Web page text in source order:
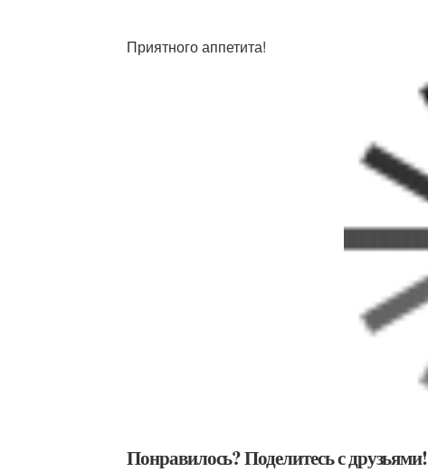
Приятного аппетита!
Понравилось? Поделитесь с друзьями!